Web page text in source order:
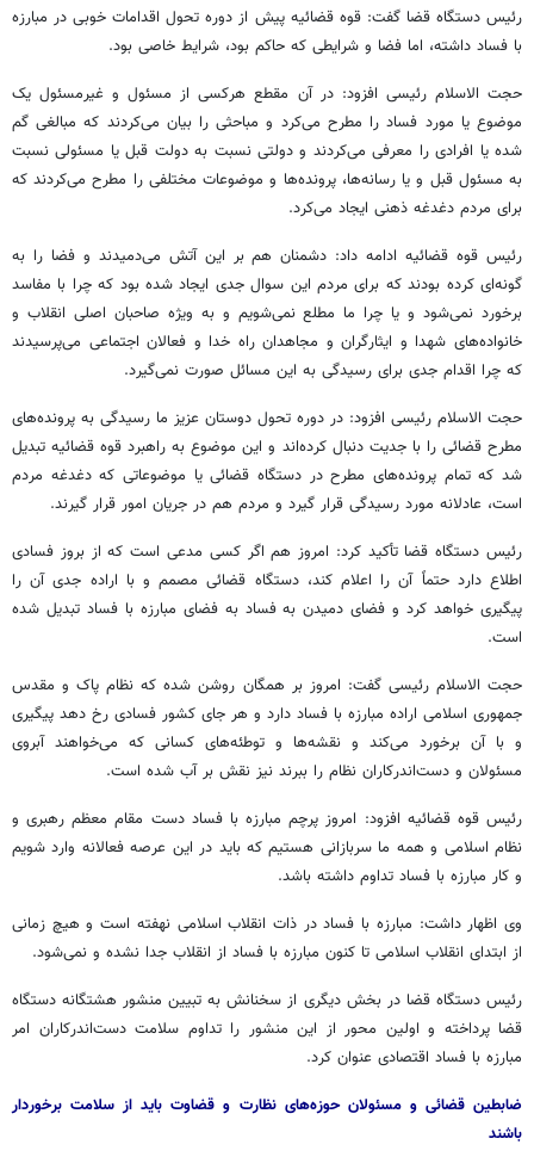
رئیس دستگاه قضا گفت: قوه قضائیه پیش از دوره تحول اقدامات خوبی در مبارزه
با فساد داشته، اما فضا و شرایطی که حاکم بود، شرایط خاصی بود.
حجت الاسلام رئیسی افزود: در آن مقطع هرکسی از مسئول و غیرمسئول یک
موضوع یا مورد فساد را مطرح می‌کرد و مباحثی را بیان می‌کردند که مبالغی گم
شده یا افرادی را معرفی می‌کردند و دولتی نسبت به دولت قبل یا مسئولی نسبت
به مسئول قبل و یا رسانه‌ها، پرونده‌ها و موضوعات مختلفی را مطرح می‌کردند که
برای مردم دغدغه ذهنی ایجاد می‌کرد.
رئیس قوه قضائیه ادامه داد: دشمنان هم بر این آتش می‌دمیدند و فضا را به
گونه‌ای کرده بودند که برای مردم این سوال جدی ایجاد شده بود که چرا با مفاسد
برخورد نمی‌شود و یا چرا ما مطلع نمی‌شویم و به ویژه صاحبان اصلی انقلاب و
خانواده‌های شهدا و ایثارگران و مجاهدان راه خدا و فعالان اجتماعی می‌پرسیدند
که چرا اقدام جدی برای رسیدگی به این مسائل صورت نمی‌گیرد.
حجت الاسلام رئیسی افزود: در دوره تحول دوستان عزیز ما رسیدگی به پرونده‌های
مطرح قضائی را با جدیت دنبال کرده‌اند و این موضوع به راهبرد قوه قضائیه تبدیل
شد که تمام پرونده‌های مطرح در دستگاه قضائی یا موضوعاتی که دغدغه مردم
است، عادلانه مورد رسیدگی قرار گیرد و مردم هم در جریان امور قرار گیرند.
رئیس دستگاه قضا تأکید کرد: امروز هم اگر کسی مدعی است که از بروز فسادی
اطلاع دارد حتماً آن را اعلام کند، دستگاه قضائی مصمم و با اراده جدی آن را
پیگیری خواهد کرد و فضای دمیدن به فساد به فضای مبارزه با فساد تبدیل شده
است.
حجت الاسلام رئیسی گفت: امروز بر همگان روشن شده که نظام پاک و مقدس
جمهوری اسلامی اراده مبارزه با فساد دارد و هر جای کشور فسادی رخ دهد پیگیری
و با آن برخورد می‌کند و نقشه‌ها و توطئه‌های کسانی که می‌خواهند آبروی
مسئولان و دست‌اندرکاران نظام را ببرند نیز نقش بر آب شده است.
رئیس قوه قضائیه افزود: امروز پرچم مبارزه با فساد دست مقام معظم رهبری و
نظام اسلامی و همه ما سربازانی هستیم که باید در این عرصه فعالانه وارد شویم
و کار مبارزه با فساد تداوم داشته باشد.
وی اظهار داشت: مبارزه با فساد در ذات انقلاب اسلامی نهفته است و هیچ زمانی
از ابتدای انقلاب اسلامی تا کنون مبارزه با فساد از انقلاب جدا نشده و نمی‌شود.
رئیس دستگاه قضا در بخش دیگری از سخنانش به تبیین منشور هشتگانه دستگاه
قضا پرداخته و اولین محور از این منشور را تداوم سلامت دست‌اندرکاران امر
مبارزه با فساد اقتصادی عنوان کرد.
ضابطین قضائی و مسئولان حوزه‌های نظارت و قضاوت باید از سلامت برخوردار
باشند